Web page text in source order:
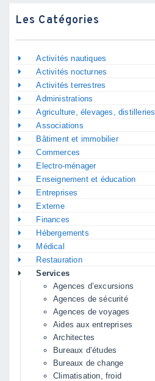
Les Catégories
Activités nautiques
Activités nocturnes
Activités terrestres
Administrations
Agriculture, élevages, distilleries
Associations
Bâtiment et immobilier
Commerces
Electro-ménager
Enseignement et éducation
Entreprises
Externe
Finances
Hébergements
Médical
Restauration
Services
Agences d’excursions
Agences de sécurité
Agences de voyages
Aides aux entreprises
Architectes
Bureaux d’études
Bureaux de change
Climatisation, froid